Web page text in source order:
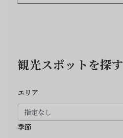
観光スポットを探す
エリア
季節